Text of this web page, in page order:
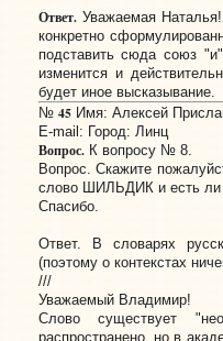
Ответ.Уважаемая
конкретно
подставить сюда союз
изменится и
будет иное высказывание.
№ 45Имя: Алексей
E-mail: Город: Линц
Вопрос.К вопросу № 8.
Вопрос. Скажите
слово ШИЛЬДИК и есть ли
Спасибо.
Ответ. В словарях
(поэтому о контекстах
///
Уважаемый Владимир!
Слово существует
распространено, но в